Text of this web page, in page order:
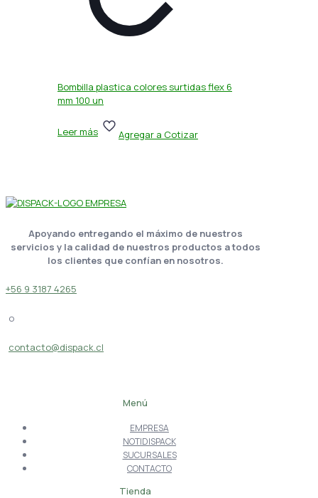
Bombilla plastica colores surtidas flex 6
mm 100 un
Leer más Agregar a Cotizar
Apoyando entregando el máximo de nuestros
servicios y la calidad de nuestros productos a todos
los clientes que confían en nosotros.
+56 9 3187 4265
o
contacto@dispack.cl
Menú
EMPRESA
NOTIDISPACK
SUCURSALES
CONTACTO
Tienda